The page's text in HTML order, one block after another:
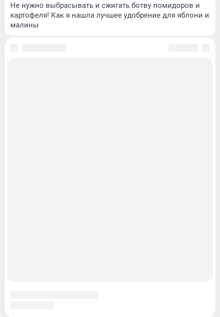
Не нужно выбрасывать и сжигать ботву помидоров и
картофеля! Как я нашла лучшее удобрение для яблони и
малины